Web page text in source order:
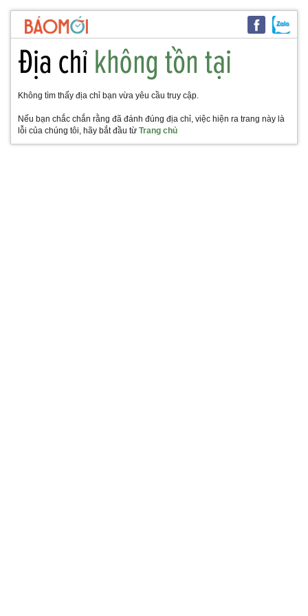
Không tìm thấy địa chỉ bạn vừa yêu cầu truy cập.
Nếu bạn chắc chắn rằng đã đánh đúng địa chỉ, việc hiện ra trang này là
lỗi của chúng tôi, hãy bắt đầu từ Trang chủ